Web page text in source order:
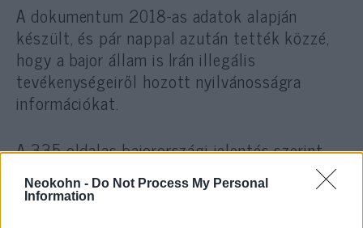
Neokohn - Do Not Process My Personal
Information
A dokumentum 2018-as adatok alapján
készült, és pár nappal azután tették közzé,
hogy a bajor állam is Irán illegális
tevékenységeiről hozott nyilvánosságra
információkat.
A 335 oldalas bajorországi jelentés szerint
Irán jelentős kockázatot jelent az európai
államban fennálló demokráciára és biztonsági